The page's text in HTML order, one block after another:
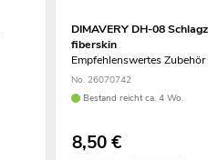
DIMAVERY DH-08
fiberskin
Empfehlenswertes Zubehör
No. 26070742
Bestand reicht ca. 4 Wo.
8,50€